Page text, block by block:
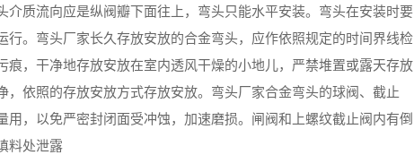
质流向应是纵阀瓣下面往上，弯头只能水平安装。弯头在安装时要
。弯头厂家长久存放安放的合金弯头，应作依照规定的时间界线检
，干净地存放安放在室内透风干燥的小地儿，严禁堆置或露天存放
依照的存放安放方式存放安放。弯头厂家合金弯头的球阀、截止
，以免严密封闭面受冲蚀，加速磨损。闸阀和上螺纹截止阀内有倒
料处泄露